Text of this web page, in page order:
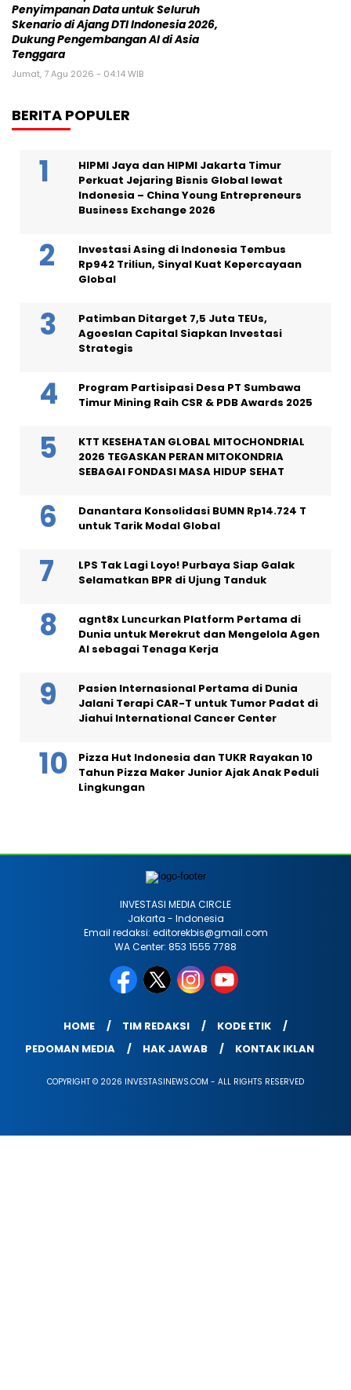
Penyimpanan Data untuk Seluruh
Skenario di Ajang DTI Indonesia 2026,
Dukung Pengembangan AI di Asia
Tenggara
Jumat, 7 Agu 2026 - 04:14 WIB
BERITA POPULER
HIPMI Jaya dan HIPMI Jakarta Timur
Perkuat Jejaring Bisnis Global lewat
Indonesia – China Young Entrepreneurs
Business Exchange 2026
Investasi Asing di Indonesia Tembus
Rp942 Triliun, Sinyal Kuat Kepercayaan
Global
Patimban Ditarget 7,5 Juta TEUs,
Agoeslan Capital Siapkan Investasi
Strategis
Program Partisipasi Desa PT Sumbawa
Timur Mining Raih CSR & PDB Awards 2025
KTT KESEHATAN GLOBAL MITOCHONDRIAL
2026 TEGASKAN PERAN MITOKONDRIA
SEBAGAI FONDASI MASA HIDUP SEHAT
Danantara Konsolidasi BUMN Rp14.724 T
untuk Tarik Modal Global
LPS Tak Lagi Loyo! Purbaya Siap Galak
Selamatkan BPR di Ujung Tanduk
agnt8x Luncurkan Platform Pertama di
Dunia untuk Merekrut dan Mengelola Agen
AI sebagai Tenaga Kerja
Pasien Internasional Pertama di Dunia
Jalani Terapi CAR-T untuk Tumor Padat di
Jiahui International Cancer Center
Pizza Hut Indonesia dan TUKR Rayakan 10
Tahun Pizza Maker Junior Ajak Anak Peduli
Lingkungan
INVESTASI MEDIA CIRCLE
Jakarta - Indonesia
Email redaksi: editorekbis@gmail.com
WA Center: 853 1555 7788
HOME TIM REDAKSI
KODE ETIK
PEDOMAN MEDIA
HAK JAWAB KONTAK IKLAN
COPYRIGHT © 2026 INVESTASINEWS.COM - ALL RIGHTS RESERVED